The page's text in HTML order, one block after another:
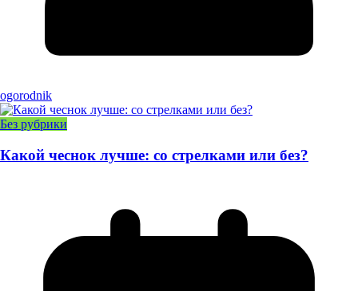
ogorodnik
Без рубрики
Какой чеснок лучше: со стрелками или без?